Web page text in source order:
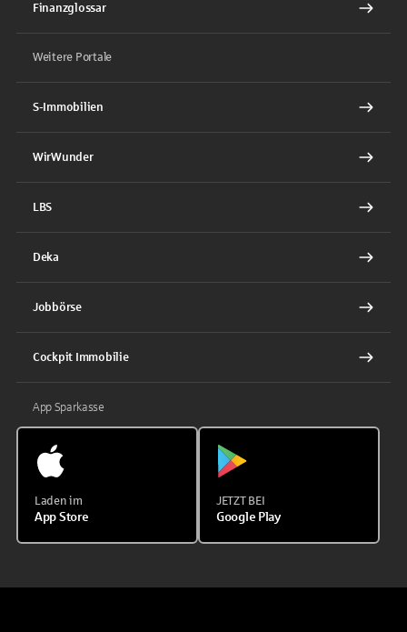
Finanzglossar
Weitere Portale
S-Immobilien
WirWunder
LBS
Deka
Jobbörse
Cockpit Immobilie
App Sparkasse
Laden im
App Store
JETZT BEI
Google Play